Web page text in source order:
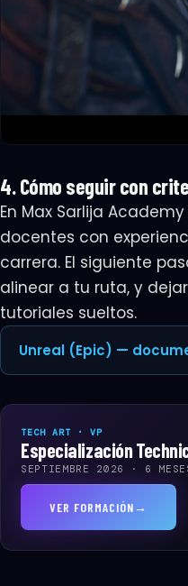
4. Cómo seguir con
En Max Sarlija
docentes con
carrera. El siguiente
alinear a tu ruta, y
tutoriales sueltos.
Unreal (Epic) —
TECH ART · VP
Especialización
SEPTIEMBRE 2026 · 6
VER FORMACIÓN →